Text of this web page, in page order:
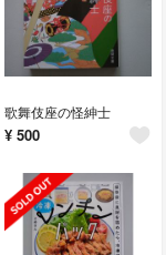
歌舞伎座の怪紳士
¥ 500